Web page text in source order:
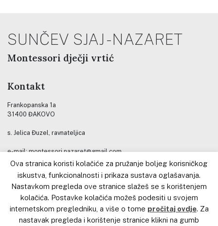
SUNČEV SJAJ - NAZARET
Montessori dječji vrtić
Kontakt
Frankopanska 1a
31400 ĐAKOVO
s. Jelica Đuzel, ravnateljica
e-mail: montessori.nazaret@gmail.com
gsm: (+385) 099 3341319
Kontakt za stručno usavršavanje
Kateheza Dobroga Pastira
Ova stranica koristi kolačiće za pružanje boljeg korisničkog
iskustva, funkcionalnosti i prikaza sustava oglašavanja.
Nastavkom pregleda ove stranice slažeš se s korištenjem
kolačića. Postavke kolačića možeš podesiti u svojem
internetskom pregledniku, a više o tome pročitaj ovdje. Za
nastavak pregleda i korištenje stranice klikni na gumb